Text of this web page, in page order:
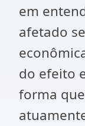
em
afetado
do efeito
forma